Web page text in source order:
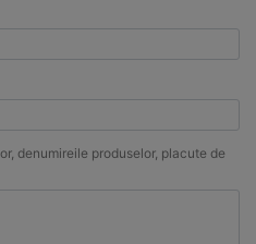
denumireile produselor, placute de